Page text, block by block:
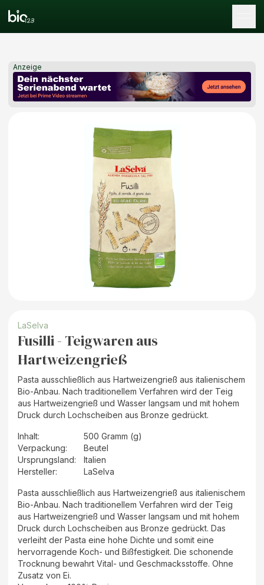
Anzeige
LaSelva
Fusilli - Teigwaren aus
Hartweizengrieß
Pasta ausschließlich aus Hartweizengrieß aus italienischem
Bio-Anbau. Nach traditionellem Verfahren wird der Teig
aus Hartweizengrieß und Wasser langsam und mit hohem
Druck durch Lochscheiben aus Bronze gedrückt.
Inhalt:
500 Gramm (g)
Verpackung:
Beutel
Ursprungsland:
Italien
Hersteller: LaSelva
Pasta ausschließlich aus Hartweizengrieß aus italienischem
Bio-Anbau. Nach traditionellem Verfahren wird der Teig
aus Hartweizengrieß und Wasser langsam und mit hohem
Druck durch Lochscheiben aus Bronze gedrückt. Das
verleiht der Pasta eine hohe Dichte und somit eine
hervorragende Koch- und Bißfestigkeit. Die schonende
Trocknung bewahrt Vital- und Geschmacksstoffe. Ohne
Zusatz von Ei.